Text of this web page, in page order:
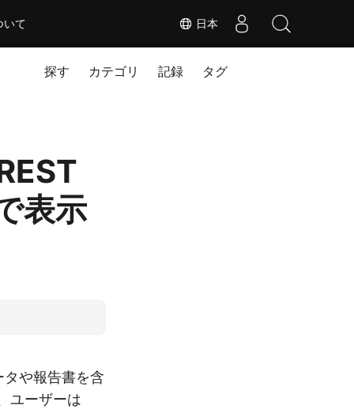
日本
いて
探す カテゴリ 記録 タグ
表示
や報告書を含
ユーザーは